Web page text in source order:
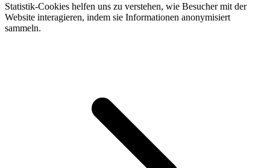
Statistik-Cookies helfen uns zu verstehen, wie Besucher mit der
Website interagieren, indem sie Informationen anonymisiert
sammeln.